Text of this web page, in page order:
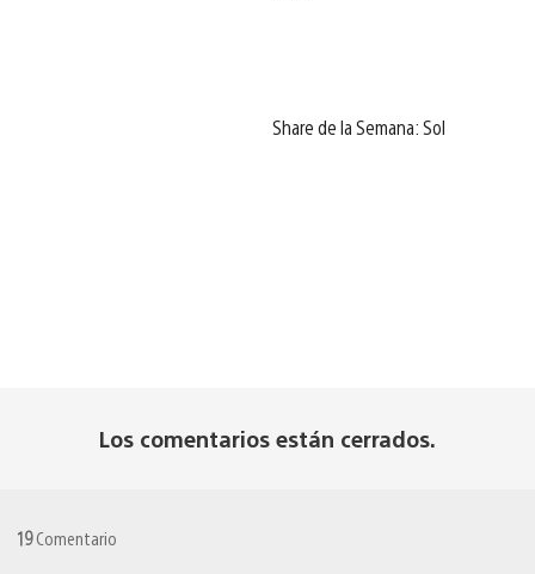
Share de la Semana: Sol
Los comentarios están cerrados.
19Comentario